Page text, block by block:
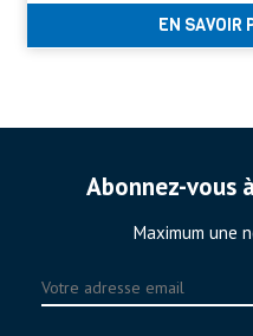
EN SAVOIR
Abonnez-vous
Maximum une